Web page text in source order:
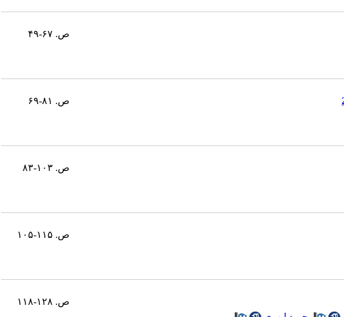
ص. ۶۷-۴۹
ص. ۸۱-۶۹
ص. ۱۰۳-۸۳
ص. ۱۱۵-۱۰۵
ص. ۱۲۸-۱۱۸